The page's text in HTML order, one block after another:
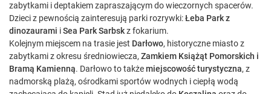
zabytkami i deptakiem zapraszającym do wieczornych spacerów.
Dzieci z pewnością zainteresują parki rozrywki:Łeba Park z
dinozaurami iSea Park Sarbskz fokarium.
Kolejnym miejscem na trasie jest Darłowo, historyczne miasto z
zabytkami z okresu średniowiecza, Zamkiem Książąt Pomorskich i
Bramą Kamienną. Darłowo to takżemiejscowość turystyczna, z
nadmorską plażą, ośrodkami sportów wodnych i ciepłą wodą